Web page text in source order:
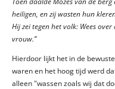
heiligen, en zij wasten hun
Hij zei tegen het volk: Wees
vrouw.’’
Hierdoor lijkt het in de
waren en het hoog tijd werd
alleen "wassen zoals wij dat